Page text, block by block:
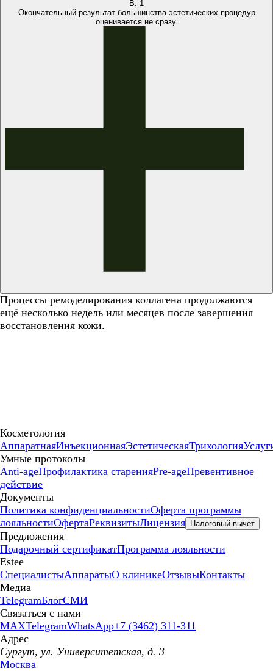
В. 1
Окончательный результат большинства эстетических процедур
оценивается не сразу.
Процессы ремоделирования коллагена продолжаются
ещё несколько недель или месяцев после завершения
восстановления кожи.
Косметология
АппаратнаяИнъекционнаяЭстетическаяТрихология
Умные протоколы
Anti-ageПрофилактика старенияPre-ageПревентивное
действие
Документы
Политика конфиденциальностиОферта программы
лояльностиОфертаРеквизитыЛицензия Налоговый вычет
Предложения
Подарочный сертификатПрограмма лояльности
Estee
СпециалистыАппаратыО клиникеОтзывыКонтакты
Медиа
TelegramБлогСМИ
Связаться с нами
MAXTelegramWhatsApp+7 (3462) 311-311
Адрес
Сургут, ул. Университетская, д. 3
Москва